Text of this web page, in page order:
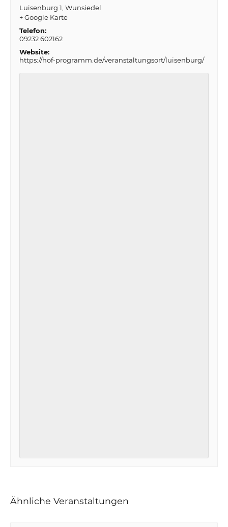
Luisenburg 1 Wunsiedel
+ Google Karte
Telefon:
09232 602162
Website:
https://hof-programm.de/veranstaltungsort/luisenburg/
Ähnliche Veranstaltungen